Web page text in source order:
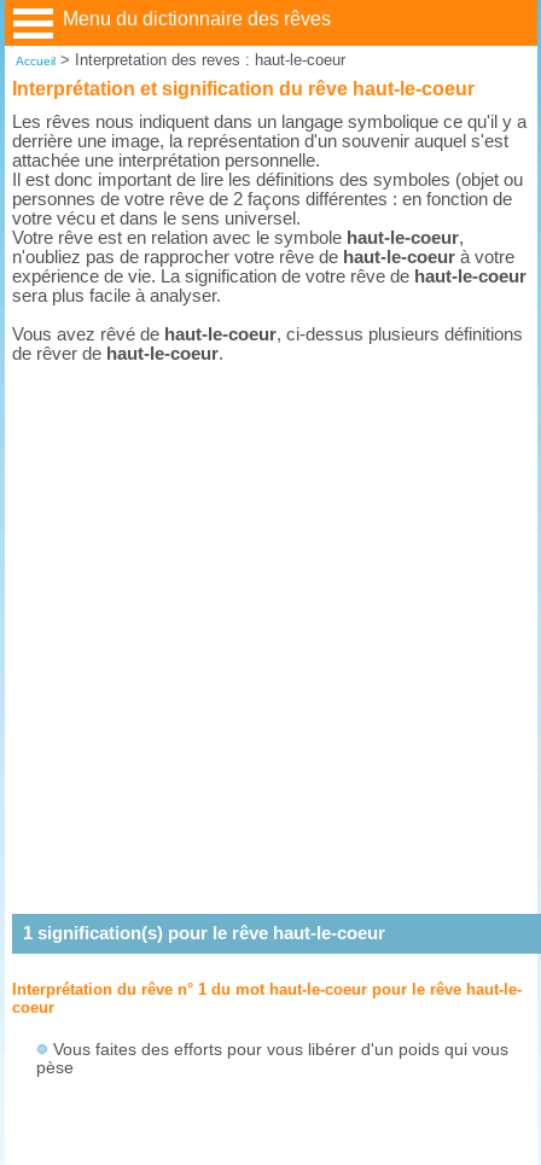
Menu du dictionnaire des rêves
Accueil> Interpretation des reves : haut-le-coeur
Interprétation et signification du rêve haut-le-coeur
Les rêves nous indiquent dans un langage symbolique ce qu'il y a
derrière une image, la représentation d'un souvenir auquel s'est
attachée une interprétation personnelle.
Il est donc important de lire les définitions des symboles (objet ou
personnes de votre rêve de 2 façons différentes : en fonction de
votre vécu et dans le sens universel.
Votre rêve est en relation avec le symbole haut-le-coeur,
n'oubliez pas de rapprocher votre rêve de haut-le-coeur à votre
expérience de vie. La signification de votre rêve de haut-le-coeur
sera plus facile à analyser.
Vous avez rêvé de haut-le-coeur, ci-dessus plusieurs définitions
de rêver de haut-le-coeur.
1signification(s) pour le rêve haut-le-coeur
Interprétation du rêve n° 1 du mot haut-le-coeur pour le rêve haut-le-
coeur
Vous faites des efforts pour vous libérer d'un poids qui vous
pèse